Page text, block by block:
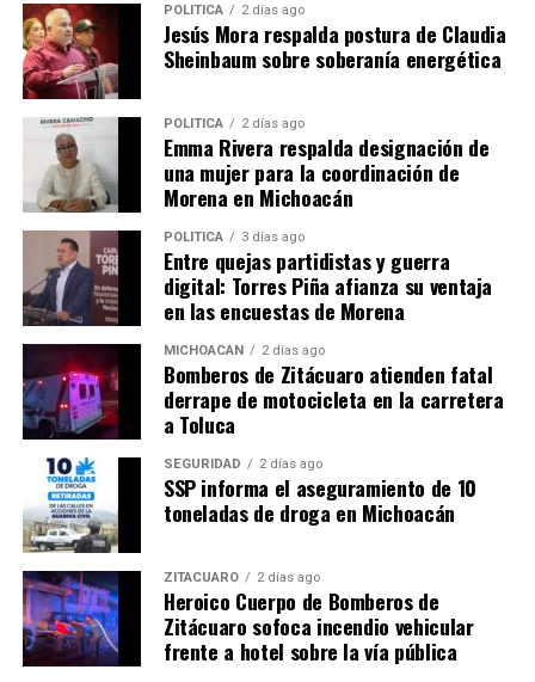
“Negociación con STASPLE
concluye con éxito”: Fidel
Calderón Torreblanca
En "Michoacán"
Congreso y Stasple conjuran
huelga
13 julio, 2016
Ofrecen incremento de
salario al STASPE
18 diciembre, 2014
En "Michoacán"
RELATED TOPICS:
POLÍTICA 2 días ago
Jesús Mora respalda postura de Claudia
Sheinbaum sobre soberanía energética
POLÍTICA 2 días ago
Emma Rivera respalda designación de
una mujer para la coordinación de
Morena en Michoacán
POLÍTICA 3 días ago
Entre quejas partidistas y guerra
digital: Torres Piña afianza su ventaja
en las encuestas de Morena
MICHOACÁN 2 días ago
Bomberos de Zitácuaro atienden fatal
derrape de motocicleta en la carretera
a Toluca
SEGURIDAD 2 días ago
SSP informa el aseguramiento de 10
toneladas de droga en Michoacán
ZITÁCUARO 2 días ago
Heroico Cuerpo de Bomberos de
Zitácuaro sofoca incendio vehicular
frente a hotel sobre la vía pública